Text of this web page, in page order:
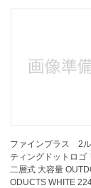
ファインプラス 2
ティングドットロゴ
二層式 大容量
ODUCTS WHITE